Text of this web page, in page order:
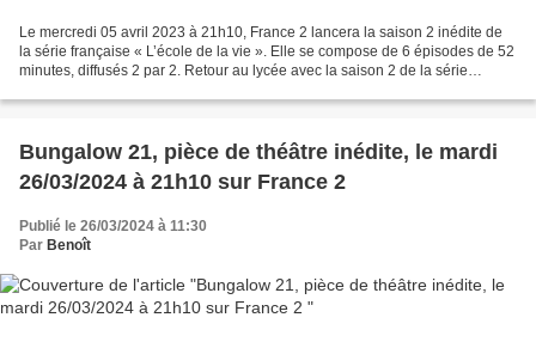
Le mercredi 05 avril 2023 à 21h10, France 2 lancera la saison 2 inédite de
la série française « L’école de la vie ». Elle se compose de 6 épisodes de 52
minutes, diffusés 2 par 2. Retour au lycée avec la saison 2 de la série
Bungalow 21, pièce de théâtre inédite, le mardi
26/03/2024 à 21h10 sur France 2
Publié le 26/03/2024 à 11:30
Par Benoît